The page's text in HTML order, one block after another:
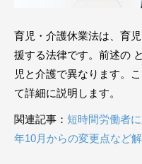
育児・介護休業法は、育
援する法律です。前述の
児と介護で異なります。
て詳細に説明します。
関連記事： 短時間労働者
年10月からの変更点など